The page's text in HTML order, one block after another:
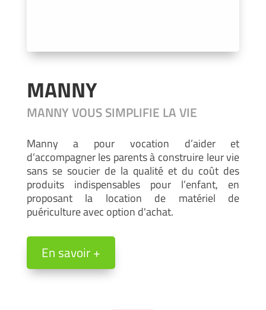
MANNY
MANNY VOUS SIMPLIFIE LA VIE
Manny a pour vocation d’aider et
d’accompagner les parents à construire leur vie
sans se soucier de la qualité et du coût des
produits indispensables pour l’enfant, en
proposant la location de matériel de
puériculture avec option d'achat.
En savoir +